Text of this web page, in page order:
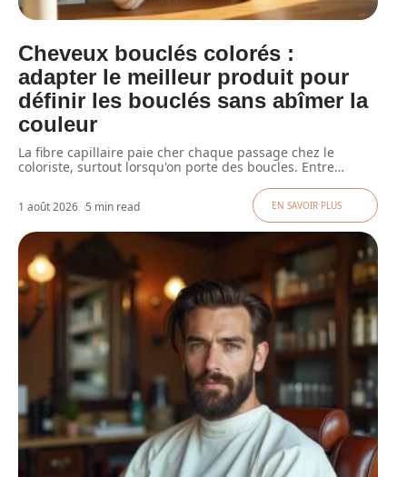
Cheveux bouclés colorés :
adapter le meilleur produit pour
définir les bouclés sans abîmer la
couleur
La fibre capillaire paie cher chaque passage chez le
coloriste, surtout lorsqu'on porte des boucles. Entre…
1 août 2026 5 min read EN SAVOIR PLUS